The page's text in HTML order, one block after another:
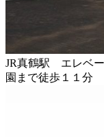
JR真鶴駅 エレベ
園まで徒歩１１分